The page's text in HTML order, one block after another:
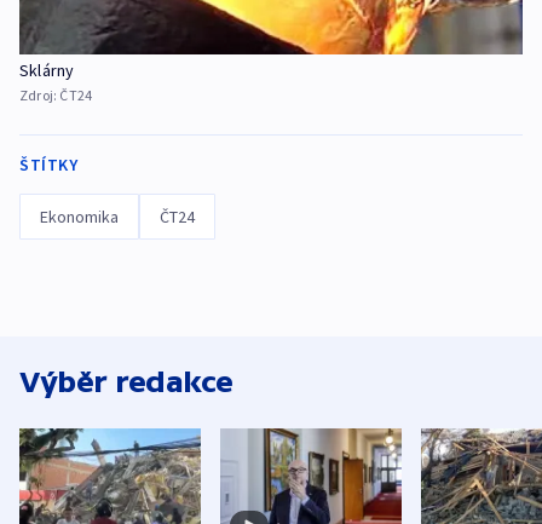
Sklárny
Zdroj: ČT24
ŠTÍTKY
Ekonomika ČT24
Výběr redakce